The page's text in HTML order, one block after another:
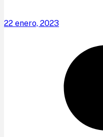
22 enero, 2023